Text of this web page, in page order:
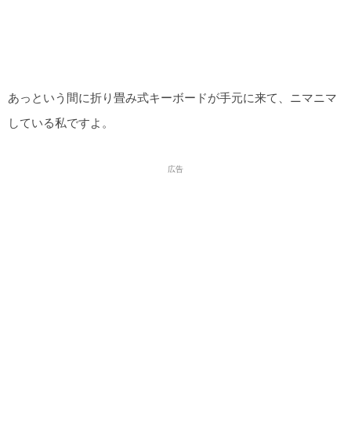
あっという間に折り畳み式キーボードが手元に来て、ニマニマ
している私ですよ。
広告